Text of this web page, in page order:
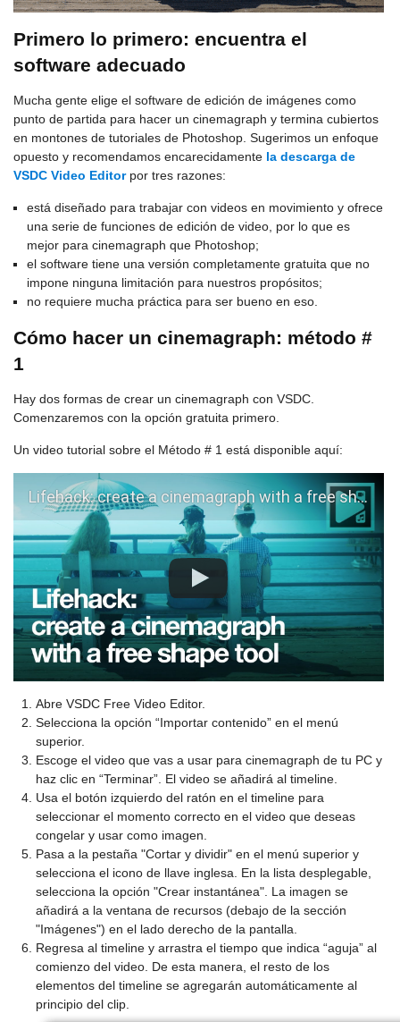
Primero lo primero: encuentra el
software adecuado
Mucha gente elige el software de edición de imágenes como
punto de partida para hacer un cinemagraph y termina cubiertos
en montones de tutoriales de Photoshop. Sugerimos un enfoque
opuesto y recomendamos encarecidamente la descarga de
VSDC Video Editorpor tres razones:
está diseñado para trabajar con videos en movimiento y ofrece
una serie de funciones de edición de video, por lo que es
mejor para cinemagraph que Photoshop;
el software tiene una versión completamente gratuita que no
impone ninguna limitación para nuestros propósitos;
no requiere mucha práctica para ser bueno en eso.
Cómo hacer un cinemagraph: método #
1
Hay dos formas de crear un cinemagraph con VSDC.
Comenzaremos con la opción gratuita primero.
Un video tutorial sobre el Método # 1 está disponible aquí:
Lifehack: create a cinemagraph with a free shape in VSDC v.6.3.3
Abre VSDC Free Video Editor.
Selecciona la opción “Importar contenido” en el menú
superior.
Escoge el video que vas a usar para cinemagraph de tu PC y
haz clic en “Terminar”. El video se añadirá al timeline.
Usa el botón izquierdo del ratón en el timeline para
seleccionar el momento correcto en el video que deseas
congelar y usar como imagen.
Pasa a la pestaña "Cortar y dividir" en el menú superior y
selecciona el icono de llave inglesa. En la lista desplegable,
selecciona la opción "Crear instantánea". La imagen se
añadirá a la ventana de recursos (debajo de la sección
"Imágenes") en el lado derecho de la pantalla.
Regresa al timeline y arrastra el tiempo que indica “aguja” al
comienzo del video. De esta manera, el resto de los
elementos del timeline se agregarán automáticamente al
principio del clip.